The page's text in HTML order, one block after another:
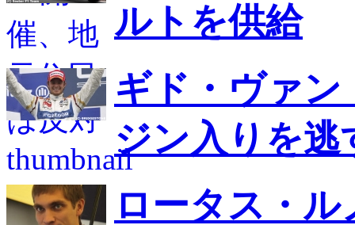
ルトを供給
ギド・ヴァ
ジン入りを
ロータス・ル